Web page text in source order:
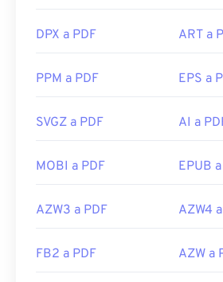
DPX a PDF ART a
PPM a PDF EPS a
SVGZ a PDF AI a
MOBI a PDF EPUB
AZW3 a PDF AZW4
FB2 a PDF AZW a